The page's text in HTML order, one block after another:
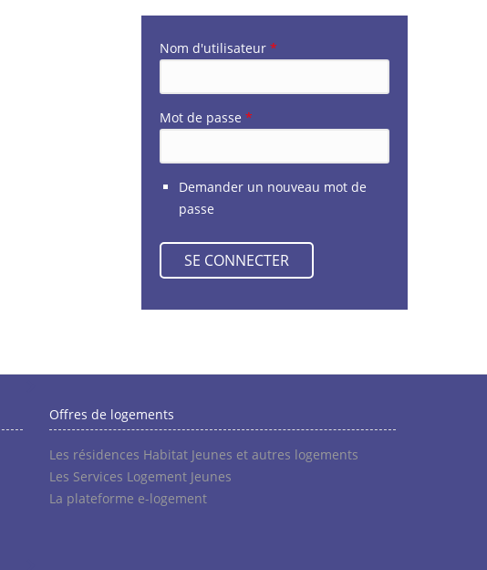
Nom d'utilisateur *
Mot de passe *
Demander un nouveau mot de
passe
Offres de logements
Les résidences Habitat Jeunes et autres logements
Les Services Logement Jeunes
La plateforme e-logement